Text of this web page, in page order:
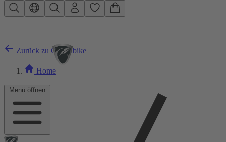
Zum Hauptinhalt springen
Menü öffnen
Zurück zu Gravelbike
Home